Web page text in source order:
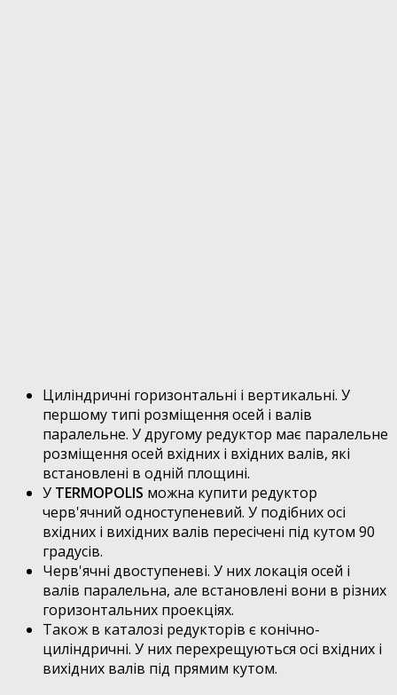
Циліндричні горизонтальні і вертикальні. У
першому типі розміщення осей і валів
паралельне. У другому редуктор має паралельне
розміщення осей вхідних і вхідних валів, які
встановлені в одній площині.
У TERMOPOLIS можна купити редуктор
черв'ячний одноступеневий. У подібних осі
вхідних і вихідних валів пересічені під кутом 90
градусів.
Черв'ячні двоступеневі. У них локація осей і
валів паралельна, але встановлені вони в різних
горизонтальних проекціях.
Також в каталозі редукторів є конічно-
циліндричні. У них перехрещуються осі вхідних і
вихідних валів під прямим кутом.